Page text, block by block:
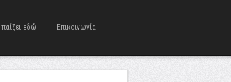
παίζει εδώ Επικοινωνία